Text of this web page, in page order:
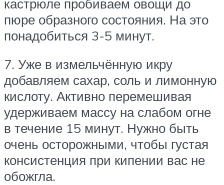
кастрюле пробиваем овощи до
пюре образного состояния. На это
понадобиться 3-5 минут.
7. Уже в измельчённую икру
добавляем сахар, соль и лимонную
кислоту. Активно перемешивая
удерживаем массу на слабом огне
в течение 15 минут. Нужно быть
очень осторожными, чтобы густая
консистенция при кипении вас не
обожгла.